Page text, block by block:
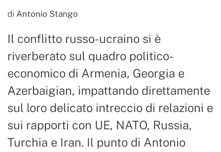
di Antonio Stango
Il conflitto russo-ucraino si è
riverberato sul quadro politico-
economico di Armenia, Georgia e
Azerbaigian, impattando direttamente
sul loro delicato intreccio di relazioni e
sui rapporti con UE, NATO, Russia,
Turchia e Iran. Il punto di Antonio